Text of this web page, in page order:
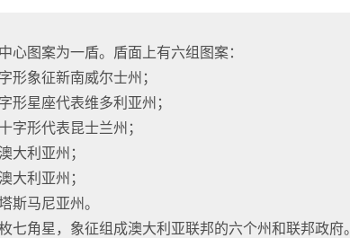
心图案为一盾。盾面上有六组图案：
形象征新南威尔士州；
形星座代表维多利亚州；
字形代表昆士兰州；
大利亚州；
大利亚州；
斯马尼亚州。
七角星，象征组成澳大利亚联邦的六个州和联邦政府。